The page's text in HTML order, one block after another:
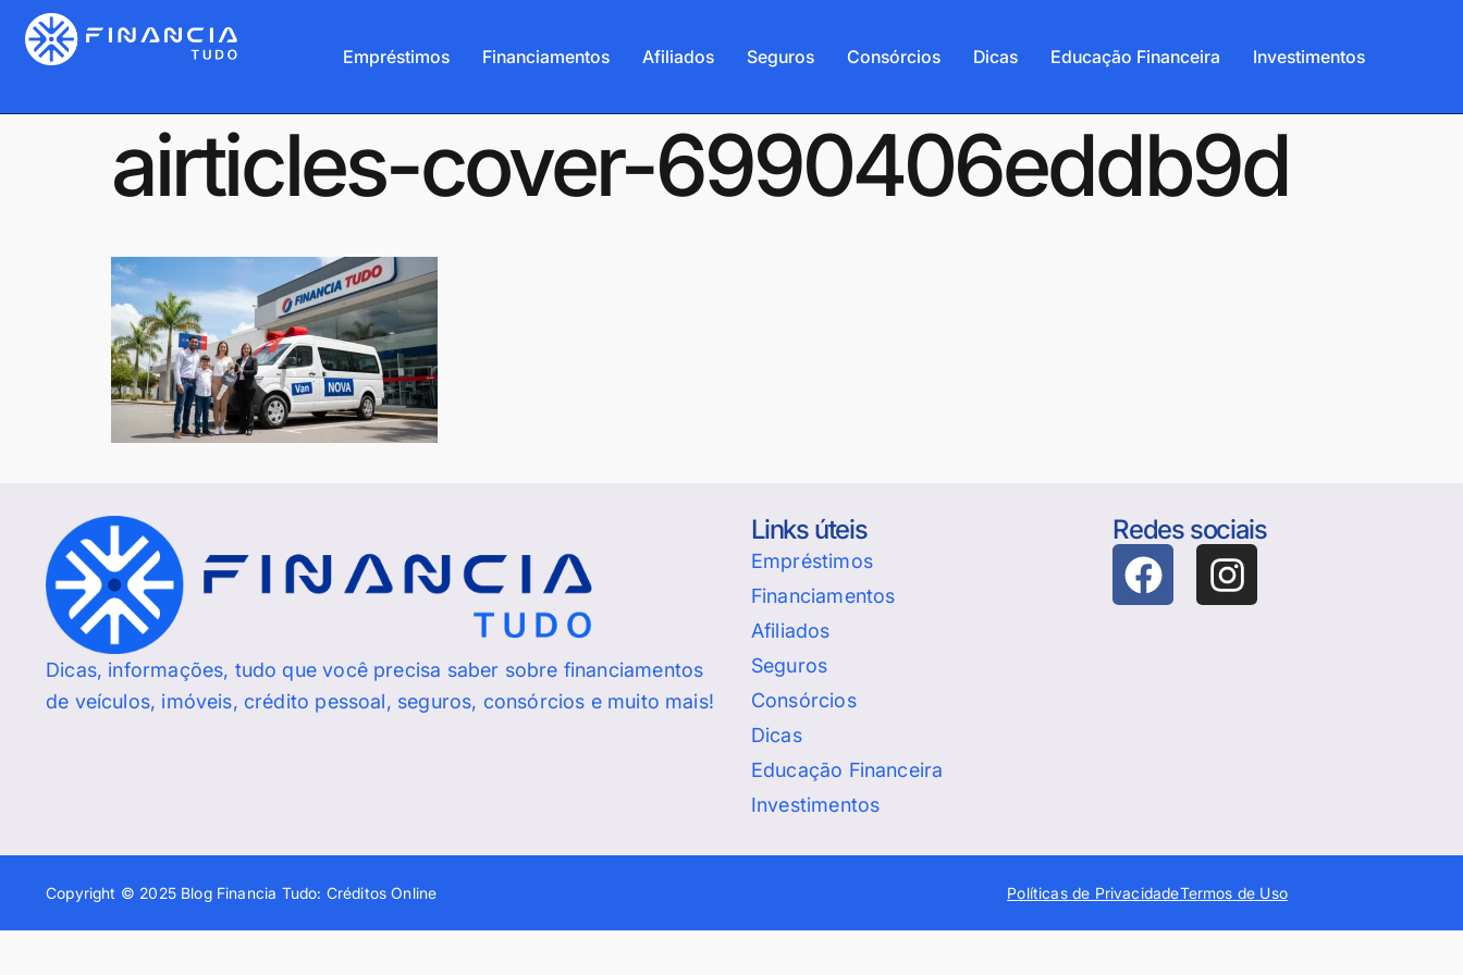
Empréstimos Financiamentos Afiliados Seguros Consórcios Dicas Educação Financeira Investimentos
airticles-cover-6990406eddb9d
Dicas, informações, tudo que você precisa saber sobre financiamentos
de veículos, imóveis, crédito pessoal, seguros, consórcios e muito mais!
Links úteis
Empréstimos
Financiamentos
Afiliados
Seguros
Consórcios
Dicas
Educação Financeira
Investimentos
Redes sociais
Copyright © 2025 Blog Financia Tudo: Créditos Online Políticas de PrivacidadeTermos de Uso